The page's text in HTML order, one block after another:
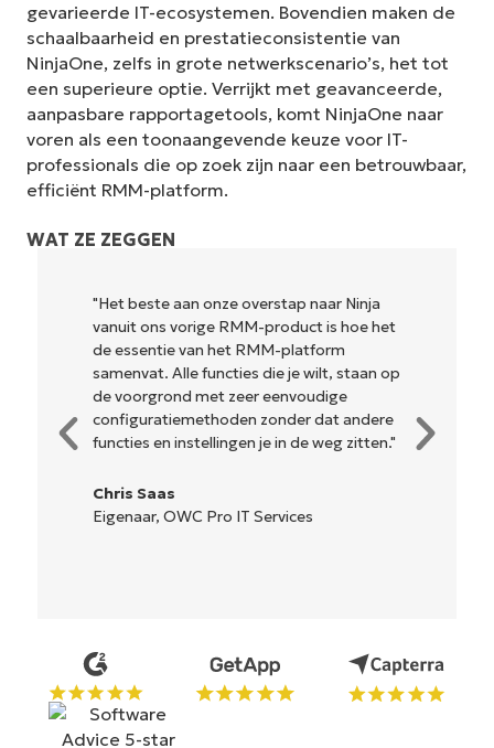
gevarieerde IT-ecosystemen. Bovendien maken de
schaalbaarheid en prestatieconsistentie van
NinjaOne, zelfs in grote netwerkscenario’s, het tot
een superieure optie. Verrijkt met geavanceerde,
aanpasbare rapportagetools, komt NinjaOne naar
voren als een toonaangevende keuze voor IT-
professionals die op zoek zijn naar een betrouwbaar,
efficiënt RMM-platform.
WAT ZE ZEGGEN
beste aan onze overstap naar Ninja
ons vorige RMM-product is hoe het
essentie van het RMM-platform
Alle functies die je wilt, staan op
voorgrond met zeer eenvoudige
zonder dat andere
en instellingen je in de weg zitten."
OWC Pro IT Services